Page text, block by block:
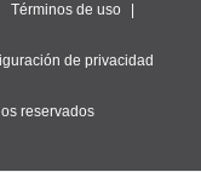
Términos de uso
de privacidad
reservados